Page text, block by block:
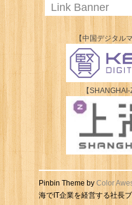
Link Banner
【中国デジタル
【
Pinbin Theme by Color
海でIT企業を経営する社長